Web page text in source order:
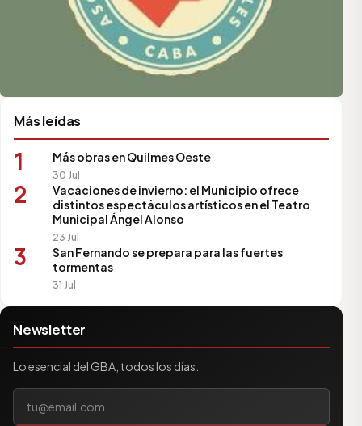
Más leídas
1 Más obras en Quilmes Oeste
30 Jul
2
Vacaciones de invierno: el Municipio ofrece
distintos espectáculos artísticos en el Teatro
Municipal Ángel Alonso
23 Jul
3
San Fernando se prepara para las fuertes
tormentas
31 Jul
Newsletter
Lo esencial del GBA, todos los días.